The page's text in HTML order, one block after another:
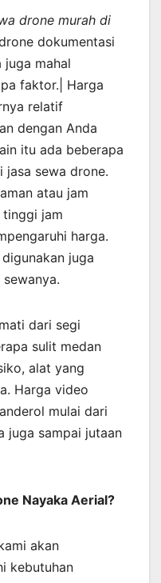
drone murah di
dokumentasi
mahal
faktor.| Harga
relatif
dengan Anda
itu ada beberapa
jasa sewa drone.
atau jam
jam
harga.
juga
dari segi
sulit medan
alat yang
Harga video
mulai dari
juga sampai jutaan
Nayaka Aerial?
akan
kebutuhan